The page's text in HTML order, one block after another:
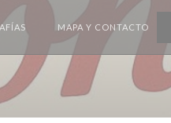
MAPA Y CONTACTO